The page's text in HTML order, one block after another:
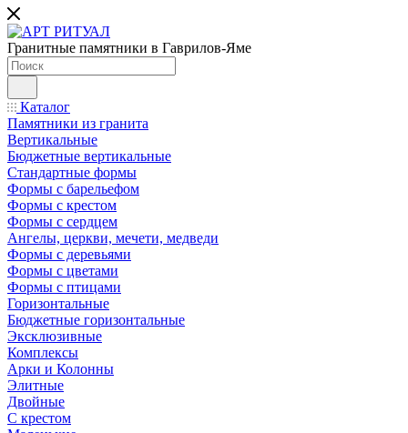
Гранитные памятники в Гаврилов-Яме
Каталог
Памятники из гранита
Вертикальные
Бюджетные вертикальные
Стандартные формы
Формы с барельефом
Формы с крестом
Формы с сердцем
Ангелы, церкви, мечети, медведи
Формы с деревьями
Формы с цветами
Формы с птицами
Горизонтальные
Бюджетные горизонтальные
Эксклюзивные
Комплексы
Арки и Колонны
Элитные
Двойные
С крестом